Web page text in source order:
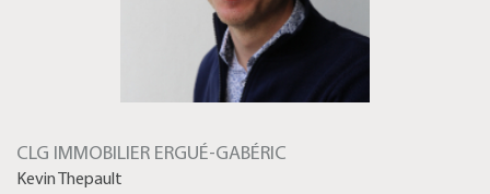
CLG IMMOBILIER ERGUÉ-GABÉRIC
Kevin Thepault